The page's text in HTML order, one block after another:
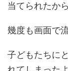
当てられたか
幾度も画面で
子どもたちに